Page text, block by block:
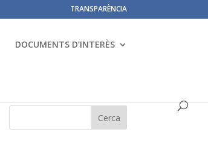
TRANSPARÈNCIA
DOCUMENTS D’INTERÈS